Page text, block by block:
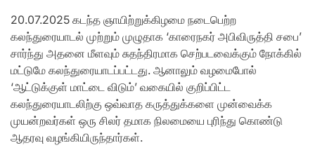
20.07.2025 கடந்த ஞாயிற்றுக்கிழமை நடைபெற்ற
கலந்துரையாடல் முற்றும் முழுதாக ‘காரைநகர் அபிவிருத்தி சபை’
சார்ந்து அதனை மீளவும் சுதந்திரமாக செற்படவைக்கும் நோக்கில்
மட்டுமே கலந்துரையாடப்பட்டது. ஆனாலும் வழமைபோல்
‘ஆட்டுக்குள் மாட்டை விடும்’ வகையில் குறிப்பிட்ட
கலந்துரையாடலிற்கு ஒவ்வாத கருத்துக்களை முன்வைக்க
முயன்றவர்கள் ஒரு சிலர் தமாக நிலமையை புரிந்து கொண்டு
ஆதரவு வழங்கியிருந்தார்கள்.